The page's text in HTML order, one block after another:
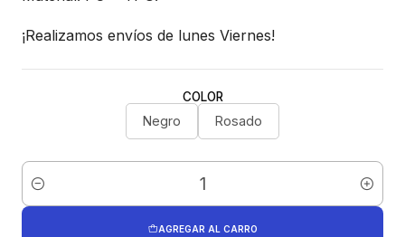
¡Realizamos envíos de lunes Viernes!
COLOR
Negro Rosado
Cantidad
AGREGAR AL CARRO